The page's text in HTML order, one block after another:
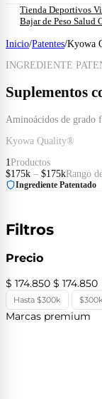
Tienda Deportivos
Bajar de Peso Salud
Inicio/Patentes/Kyowa
INGREDIENTE
Suplementos
Aminoácidos de grado
Kyowa Quality®
1Productos
$175k – $175kRango
Ingrediente Patentado
Filtros
Precio
$ 174.850 $ 174.850
Hasta $300k
Marcas premium